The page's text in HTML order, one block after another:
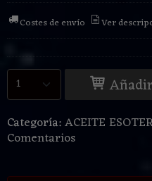
Costes de envío Ver
Categoría:ACEITE
Comentarios